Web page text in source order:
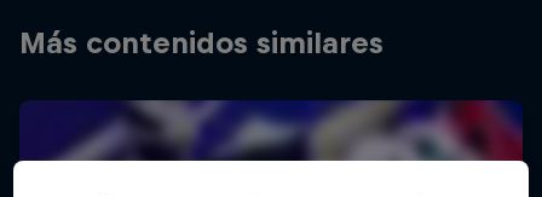
Más contenidos similares